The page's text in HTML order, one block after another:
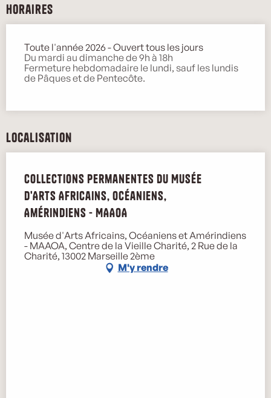
Horaires
Toute l'année 2026 - Ouvert tous les jours
Du mardi au dimanche de 9h à 18h
Fermeture hebdomadaire le lundi, sauf les lundis
de Pâques et de Pentecôte.
Localisation
Collections permanentes du Musée
d'Arts Africains, Océaniens,
Amérindiens - MAAOA
Musée d'Arts Africains, Océaniens et Amérindiens
- MAAOA, Centre de la Vieille Charité, 2 Rue de la
Charité, 13002 Marseille 2ème
M'y rendre